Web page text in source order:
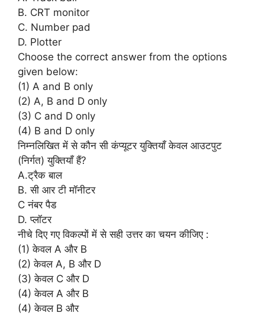
B. CRT monitor
C. Number pad
D. Plotter
Choose the correct answer from the options
given below:
(1) A and B only
(2) A, B and D only
(3) C and D only
(4) B and D only
निम्नलिखित में से कौन सी कंप्यूटर युक्तियाँ केवल आउटपुट
(निर्गत) युक्तियाँ हैं?
A.ट्रैक बाल
B. सी आर टी मॉनीटर
C नंबर पैड
D. प्लॉटर
नीचे दिए गए विकल्पों में से सही उत्तर का चयन कीजिए :
(1) केवल A और B
(2) केवल A, B और D
(3) केवल C और D
(4) केवल A और B
(4) केवल B और